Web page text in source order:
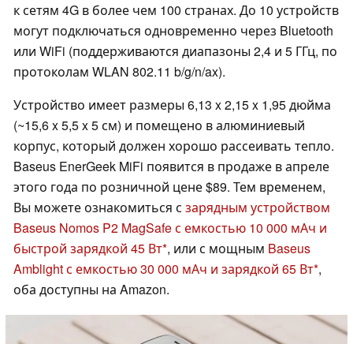
к сетям 4G в более чем 100 странах. До 10 устройств
могут подключаться одновременно через Bluetooth
или WiFi (поддерживаются диапазоны 2,4 и 5 ГГц, по
протоколам WLAN 802.11 b/g/n/ax).
Устройство имеет размеры 6,13 x 2,15 x 1,95 дюйма
(~15,6 x 5,5 x 5 см) и помещено в алюминиевый
корпус, который должен хорошо рассеивать тепло.
Baseus EnerGeek MiFi появится в продаже в апреле
этого года по розничной цене $89. Тем временем,
Вы можете ознакомиться с зарядным устройством
Baseus Nomos P2 MagSafe с емкостью 10 000 мАч и
быстрой зарядкой 45 Вт , или с мощным Baseus
Amblight с емкостью 30 000 мАч и зарядкой 65 Вт ,
оба доступны на Amazon.